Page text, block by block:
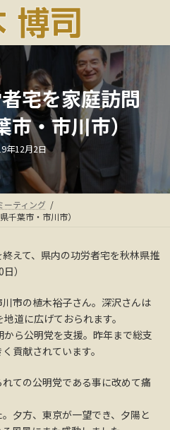
宅を家庭訪問
市・市川市）
年12月2日
ーティング
千葉市・市川市）
えて、県内の功労者宅を秋林県推
）
市の植木裕子さん。深沢さんは
道に広げておられます。
ら公明党を支援。昨年まで総支
貢献されています。
ての公明党である事に改めて痛
夕方、東京が一望でき、夕陽と